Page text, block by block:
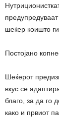
шеќер коишто
Постојано
Шеќерот
вкус се
благо, за да го
како и првиот